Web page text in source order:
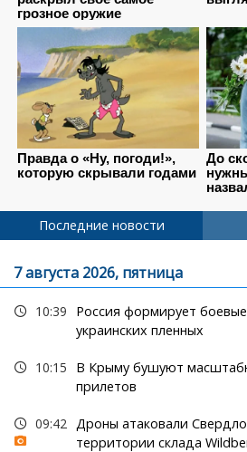
Последние новости
7 августа 2026, пятница
10:39
Россия формирует
украинских пленных
10:15
В Крыму бушуют
прилетов
09:42 Дроны атаковали
территории склада